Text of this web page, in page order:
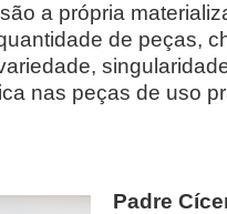
a própria
de peças,
nas peças de uso
Padre